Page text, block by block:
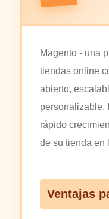
Magento - una
tiendas online
abierto,
personalizable.
rápido
de su tienda en
Ventajas